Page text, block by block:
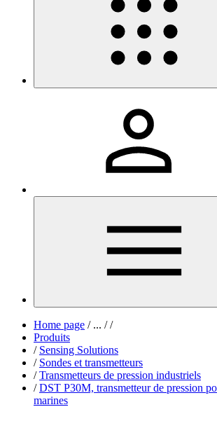
Home page /... / /
Produits
/ Sensing Solutions
/ Sondes et transmetteurs
/ Transmetteurs de pression industriels
/ DST P30M, transmetteur de pression
marines